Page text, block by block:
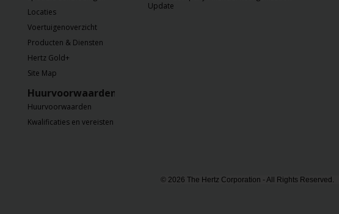
Locaties
Voertuigenoverzicht
Producten & Diensten
Hertz Gold+
Site Map
Huurvoorwaarden
Huurvoorwaarden
Kwalificaties en vereisten
Update
© 2026 The Hertz Corporation - All Rights Reserved.